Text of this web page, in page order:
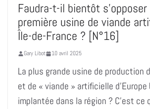
Faudra-t-il bientôt s’opposer
première usine de viande
Île-de-France ? [N°16]
Gary Libot 10 avril 2025
La plus grande usine de production
et de « viande » artificielle
implantée dans la région ? C’est ce